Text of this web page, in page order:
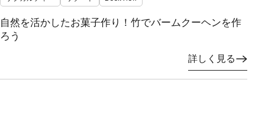
自然を活かしたお菓子作り！竹でバームクーヘンを作
ろう
詳しく見る